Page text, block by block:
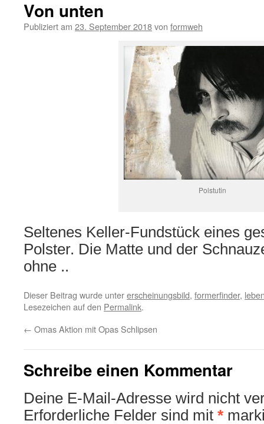
Von unten
Publiziert am 23. September 2018von formweh
Polstutin
Seltenes Keller-Fundstück eines
Polster. Die Matte und der
ohne ..
Dieser Beitrag wurde untererscheinungsbild, formerfinder,
Lesezeichen auf den Permalink.
← Omas Aktion mit Opas Schlipsen
Schreibe einen Kommentar
Deine E-Mail-Adresse wird nicht
Erforderliche Felder sind mit *